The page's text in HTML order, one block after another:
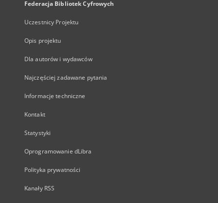
Federacja Bibliotek Cyfrowych
Uczestnicy Projektu
Opis projektu
Dla autorów i wydawców
Najczęściej zadawane pytania
Informacje techniczne
Kontakt
Statystyki
Oprogramowanie dLibra
Polityka prywatności
Kanały RSS